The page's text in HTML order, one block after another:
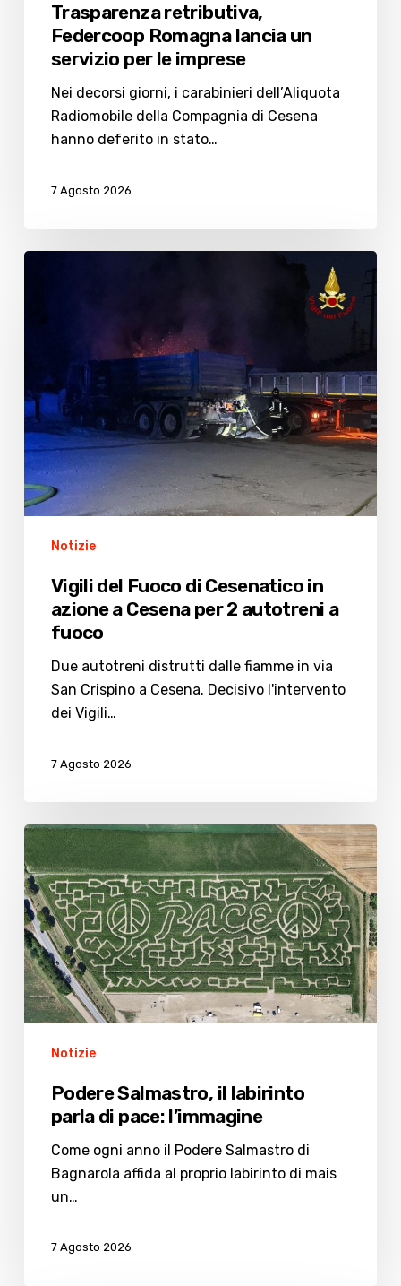
Trasparenza retributiva,
Federcoop Romagna lancia un
servizio per le imprese
Nei decorsi giorni, i carabinieri dell’Aliquota
Radiomobile della Compagnia di Cesena
hanno deferito in stato…
7 Agosto 2026
azione
Cesena
per
2
autotreni
Notizie
Vigili del Fuoco di Cesenatico in
azione a Cesena per 2 autotreni a
fuoco
Due autotreni distrutti dalle fiamme in via
San Crispino a Cesena. Decisivo l'intervento
dei Vigili…
7 Agosto 2026
Podere
Salmastro,
il
labirinto
parla
di
pace:
l’immagine
Notizie
Podere Salmastro, il labirinto
parla di pace: l’immagine
Come ogni anno il Podere Salmastro di
Bagnarola affida al proprio labirinto di mais
un…
7 Agosto 2026